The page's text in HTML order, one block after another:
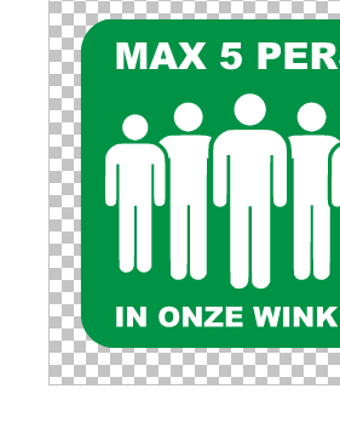
Pictogrammes
Images autocollantes
Téléchargez votre propre conception
Corona Covid-19